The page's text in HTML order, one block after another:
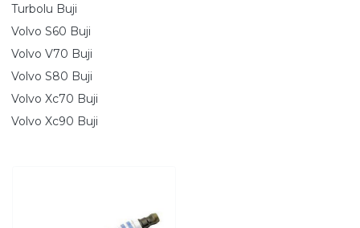
Turbolu Buji
Volvo S60 Buji
Volvo V70 Buji
Volvo S80 Buji
Volvo Xc70 Buji
Volvo Xc90 Buji